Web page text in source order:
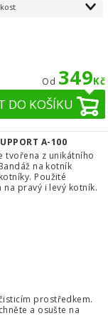
Od 349Kč
DO KOŠÍKU
A-100
tvořena z unikátního
na kotník
Použité
na pravý i levý kotník.
prostředkem.
a osušte na